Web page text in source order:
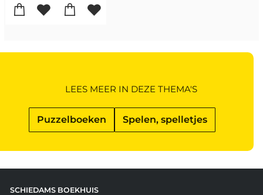
Puzzelboeken Spelen, spelletjes
LEES MEER IN DEZE THEMA'S
SCHIEDAMS BOEKHUIS